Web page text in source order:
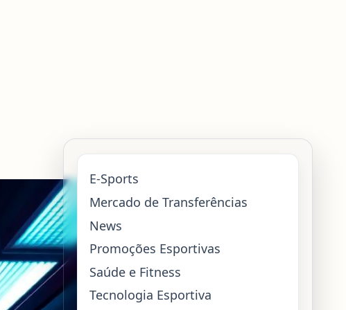
E-Sports
Mercado de Transferências
News
Promoções Esportivas
Saúde e Fitness
Tecnologia Esportiva